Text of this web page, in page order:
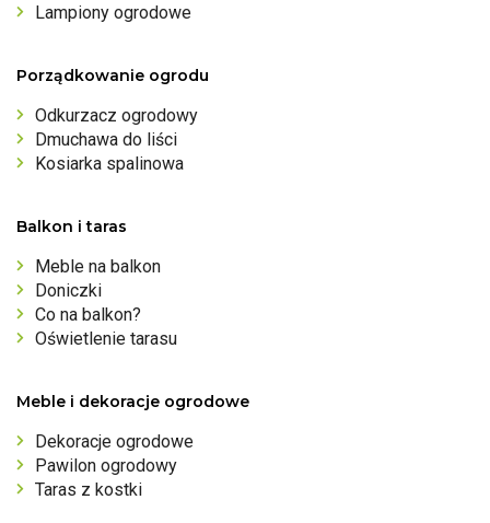
Lampiony ogrodowe
Porządkowanie ogrodu
Odkurzacz ogrodowy
Dmuchawa do liści
Kosiarka spalinowa
Balkon i taras
Meble na balkon
Doniczki
Co na balkon?
Oświetlenie tarasu
Meble i dekoracje ogrodowe
Dekoracje ogrodowe
Pawilon ogrodowy
Taras z kostki